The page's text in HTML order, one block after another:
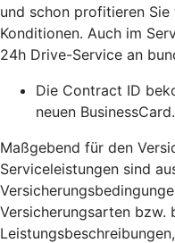
und schon profitieren
Konditionen. Auch im
24h Drive-Service an
Die Contract ID
neuen BusinessCard.
Maßgebend für den
Serviceleistungen sind
Versicherungsarten bzw.